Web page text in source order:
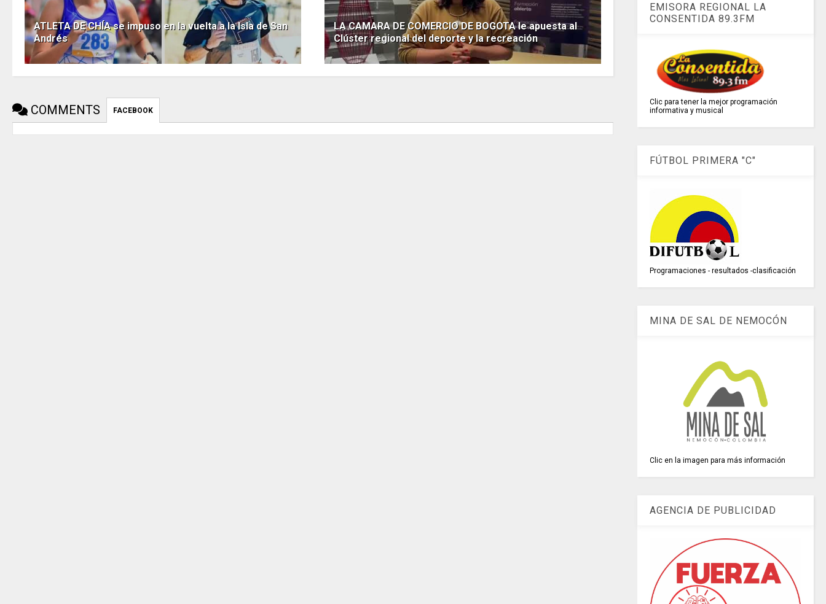
ATLETA DE CHÍA se impuso en la vuelta a la Isla de San
Andrés
LA CAMARA DE COMERCIO DE BOGOTA le apuesta al
Clúster regional del deporte y la recreación
COMMENTS FACEBOOK
EMISORA REGIONAL LA
CONSENTIDA 89.3FM
Clic para tener la mejor programación
informativa y musical
FÚTBOL PRIMERA "C"
Programaciones - resultados -clasificación
MINA DE SAL DE NEMOCÓN
Clic en la imagen para más información
AGENCIA DE PUBLICIDAD